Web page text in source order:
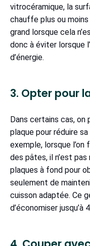
vitrocéramique, la
chauffe plus ou
grand lorsque cela
donc à éviter lorsque
d’énergie.
3. Opter pour
Dans certains cas, on
plaque pour réduire
exemple, lorsque
des pâtes, il n’est
plaques à fond pour
seulement de
cuisson adaptée. Ce
d’économiser jusqu’à